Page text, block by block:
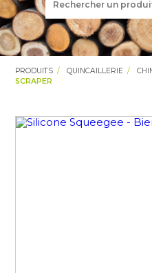
PRODUITS QUINCAILLERIE
SCRAPER